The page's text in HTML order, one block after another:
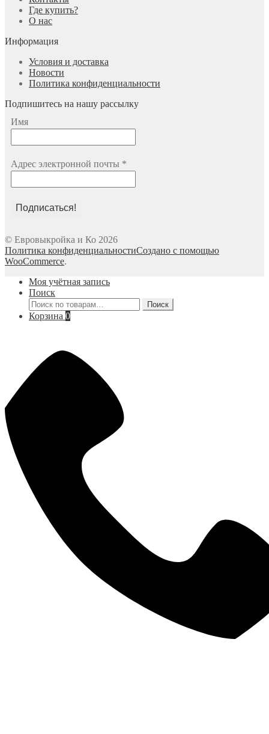
Где купить?
О нас
Информация
Условия и доставка
Новости
Политика конфиденциальности
Подпишитесь на нашу рассылку
Имя
Адрес электронной почты *
© Евровыкройка и Ко 2026
Политика конфиденциальностиСоздано с помощью
WooCommerce.
Моя учётная запись
Поиск
Искать:
Поиск
Корзина 0